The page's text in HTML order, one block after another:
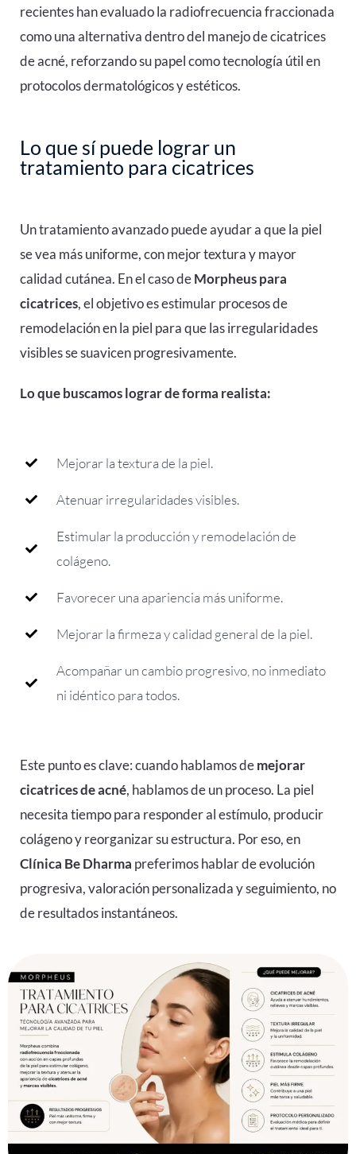
recientes han evaluado la radiofrecuencia fraccionada
como una alternativa dentro del manejo de cicatrices
de acné, reforzando su papel como tecnología útil en
protocolos dermatológicos y estéticos.
Lo que sí puede lograr un
tratamiento para cicatrices
Un tratamiento avanzado puede ayudar a que la piel
se vea más uniforme, con mejor textura y mayor
calidad cutánea. En el caso deMorpheus para
cicatrices, el objetivo es estimular procesos de
remodelación en la piel para que las irregularidades
visibles se suavicen progresivamente.
Lo que buscamos lograr de forma realista:
Mejorar la textura de la piel.
Atenuar irregularidades visibles.
Estimular la producción y remodelación de
colágeno.
Favorecer una apariencia más uniforme.
Mejorar la firmeza y calidad general de la piel.
Acompañar un cambio progresivo, no inmediato
ni idéntico para todos.
Este punto es clave: cuando hablamos demejorar
cicatrices de acné, hablamos de un proceso. La piel
necesita tiempo para responder al estímulo, producir
colágeno y reorganizar su estructura. Por eso, en
Clínica Be Dharma preferimos hablar de evolución
progresiva, valoración personalizada y seguimiento, no
de resultados instantáneos.